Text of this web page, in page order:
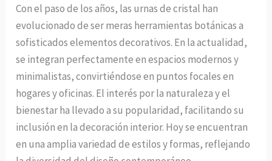
Con el paso de los años, las urnas de cristal han
evolucionado de ser meras herramientas botánicas a
sofisticados elementos decorativos. En la actualidad,
se integran perfectamente en espacios modernos y
minimalistas, convirtiéndose en puntos focales en
hogares y oficinas. El interés por la naturaleza y el
bienestar ha llevado a su popularidad, facilitando su
inclusión en la decoración interior. Hoy se encuentran
en una amplia variedad de estilos y formas, reflejando